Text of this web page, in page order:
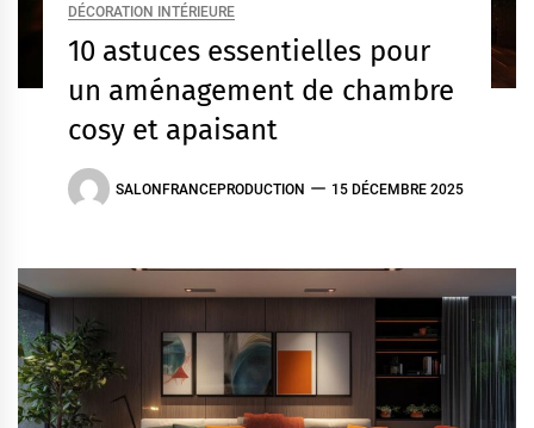
DÉCORATION INTÉRIEURE
10 astuces essentielles pour
un aménagement de chambre
cosy et apaisant
SALONFRANCEPRODUCTION 15 DÉCEMBRE 2025